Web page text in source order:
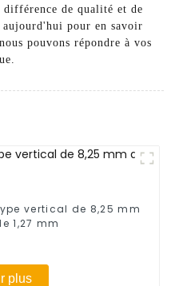
différence de qualité et de
aujourd'hui pour en savoir
pouvons répondre à vos
vertical de 8,25 mm
1,27 mm
plus